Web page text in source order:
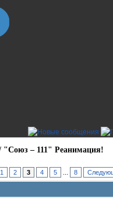
"Союз – 111" Реанимация!
1 2 3 4 5 8